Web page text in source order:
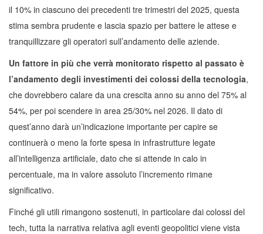
il 10% in ciascuno dei precedenti tre trimestri del 2025, questa
stima sembra prudente e lascia spazio per battere le attese e
tranquillizzare gli operatori sull’andamento delle aziende.
Un fattore in più che verrà monitorato rispetto al passato è
l’andamento degli investimenti dei colossi della tecnologia,
che dovrebbero calare da una crescita anno su anno del 75% al
54%, per poi scendere in area 25/30% nel 2026. Il dato di
quest’anno darà un’indicazione importante per capire se
continuerà o meno la forte spesa in infrastrutture legate
all’intelligenza artificiale, dato che si attende in calo in
percentuale, ma in valore assoluto l’incremento rimane
significativo.
Finché gli utili rimangono sostenuti, in particolare dai colossi del
tech, tutta la narrativa relativa agli eventi geopolitici viene vista